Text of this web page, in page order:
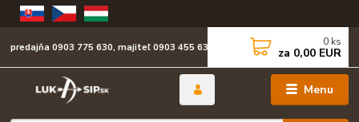
Menu
predajňa 0903 775 630, majiteľ 0903 455 630 0 ks
za 0,00 EUR